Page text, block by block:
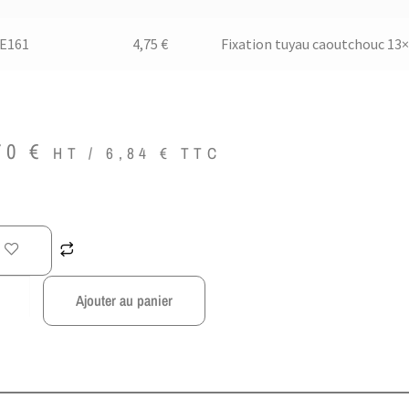
4,75 € Fixation tuyau caoutchouc
€ HT /6,84€ TTC
Ajouter au panier